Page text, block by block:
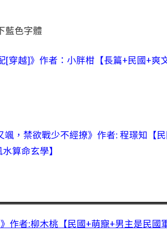
藍色字體
[穿越]》作者：小胖柑【長篇+民國+爽
颯，禁欲戰少不經撩》作者: 程璟知【
算命玄學】
》作者:柳木桃【民國+萌寵+男主是民國